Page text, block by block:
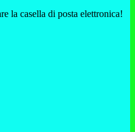
la casella di posta elettronica!